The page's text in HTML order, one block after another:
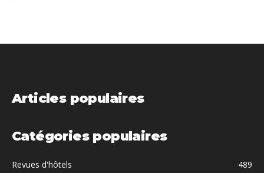
Articles populaires
Catégories populaires
Revues d'hôtels
489